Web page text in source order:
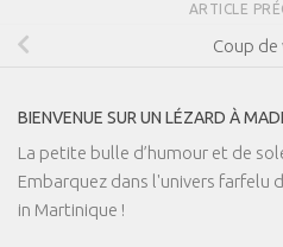
ARTICLE
Coup de
BIENVENUE SUR UN LÉZARD À
La petite bulle d’humour et de
Embarquez dans l'univers farfelu
in Martinique !